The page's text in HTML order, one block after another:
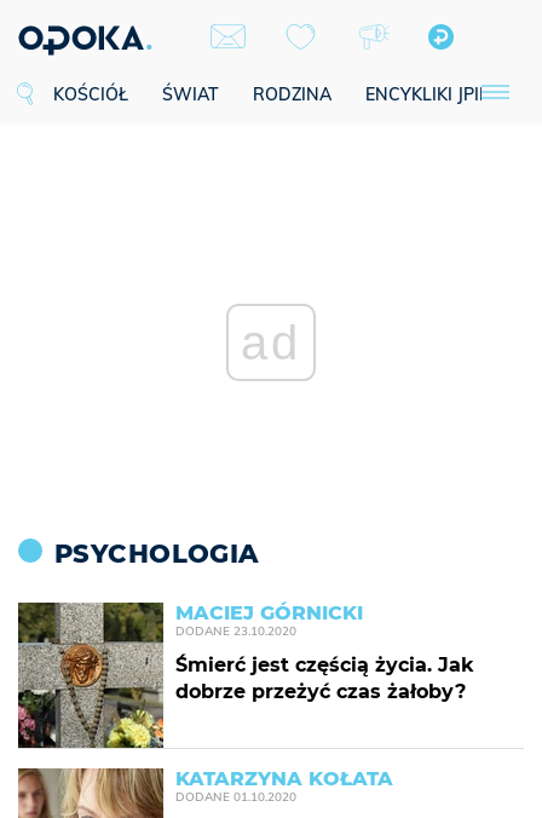
KOŚCIÓŁ ŚWIAT RODZINA ENCYKLIKI JPII
ad
PSYCHOLOGIA
MACIEJ GÓRNICKI
DODANE 23.10.2020
Śmierć jest częścią życia. Jak
dobrze przeżyć czas żałoby?
KATARZYNA KOŁATA
DODANE 01.10.2020